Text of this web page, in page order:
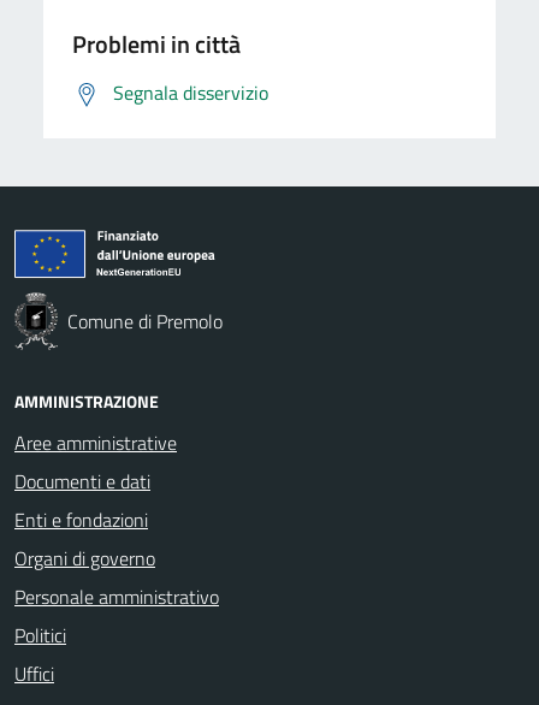
Problemi in città
Segnala disservizio
Comune di Premolo
AMMINISTRAZIONE
Aree amministrative
Documenti e dati
Enti e fondazioni
Organi di governo
Personale amministrativo
Politici
Uffici